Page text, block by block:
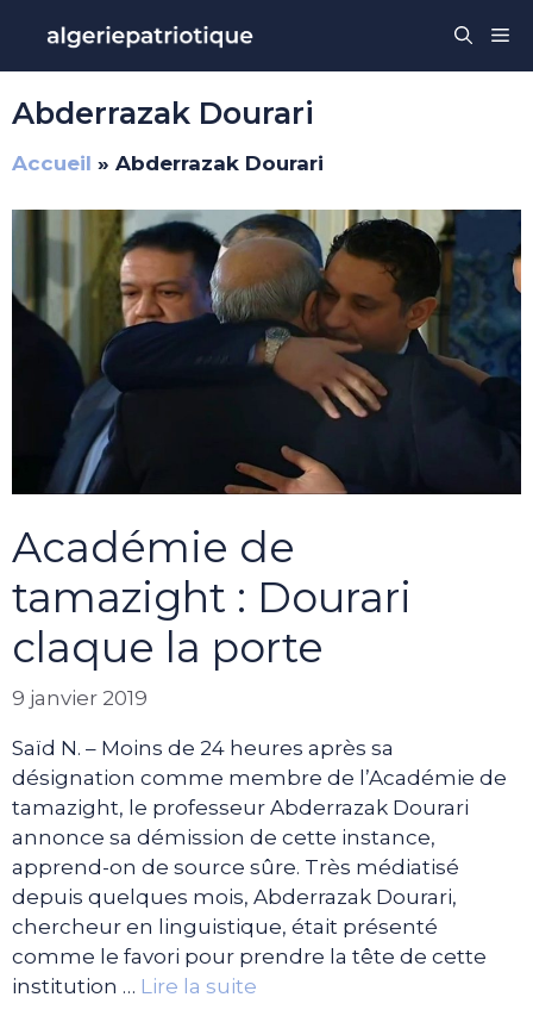
contenu
Abderrazak Dourari
Accueil » Abderrazak Dourari
Académie de
tamazight : Dourari
claque la porte
9 janvier 2019
Saïd N. – Moins de 24 heures après sa
désignation comme membre de l’Académie de
tamazight, le professeur Abderrazak Dourari
annonce sa démission de cette instance,
apprend-on de source sûre. Très médiatisé
depuis quelques mois, Abderrazak Dourari,
chercheur en linguistique, était présenté
comme le favori pour prendre la tête de cette
institution … Lire la suite